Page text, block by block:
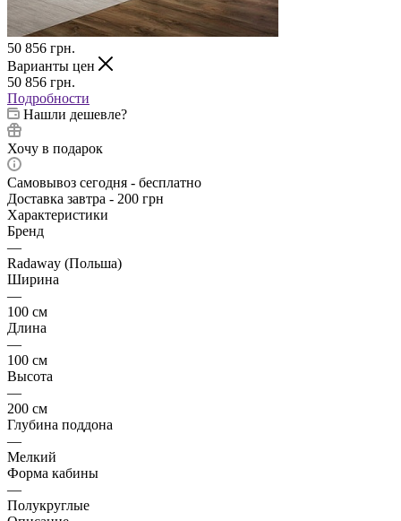
50 856 грн.
Варианты цен
50 856 грн.
Подробности
Нашли дешевле?
Хочу в подарок
Самовывоз сегодня - бесплатно
Доставка завтра - 200 грн
Характеристики
Бренд
—
Radaway (Польша)
Ширина
—
100 см
Длина
—
100 см
Высота
—
200 см
Глубина поддона
—
Мелкий
Форма кабины
—
Полукруглые